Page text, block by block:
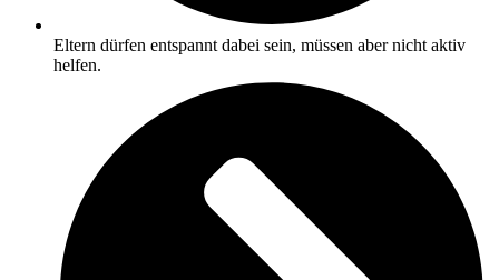
Eltern dürfen entspannt dabei sein, müssen aber nicht aktiv
helfen.